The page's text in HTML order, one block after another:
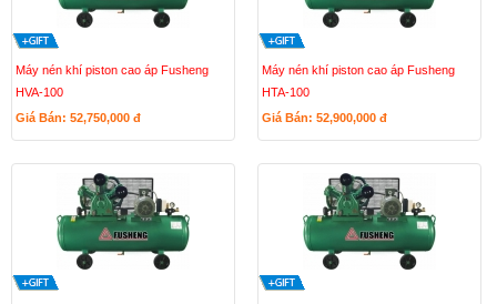
Máy nén khí piston cao áp Fusheng
HVA-100
Giá Bán: 52,750,000 đ
Máy nén khí piston cao áp Fusheng
HTA-100
Giá Bán: 52,900,000 đ